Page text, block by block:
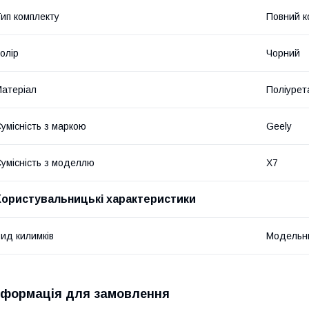
комплекту Повний
Чорний
з маркою Geely
з моделлю X7
характеристики
килимків
для замовлення